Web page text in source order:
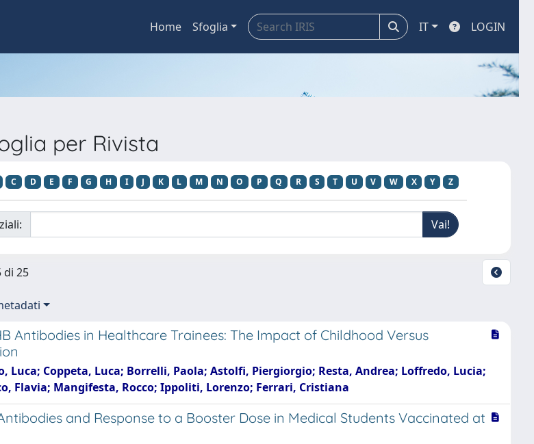
Home Sfoglia IT LOGIN
per Rivista
C D E F G H I J K L M N O P Q R S T U V W X Y Z
di 25
Antibodies in Healthcare Trainees: The Impact of Childhood Versus
Luca; Coppeta, Luca; Borrelli, Paola; Astolfi, Piergiorgio; Resta, Andrea; Loffredo, Lucia;
Flavia; Mangifesta, Rocco; Ippoliti, Lorenzo; Ferrari, Cristiana
and Response to a Booster Dose in Medical Students Vaccinated at